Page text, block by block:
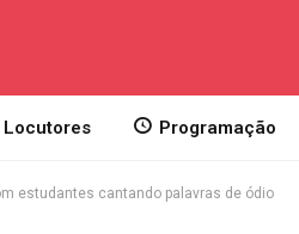
Locutores Programação
estudantes cantando palavras de ódio